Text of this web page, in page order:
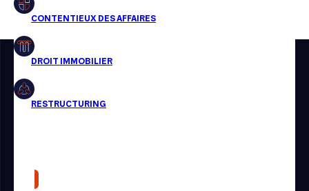
Droit immobilier
Restructuring
Presse
Aucun résultats pour cette recherche